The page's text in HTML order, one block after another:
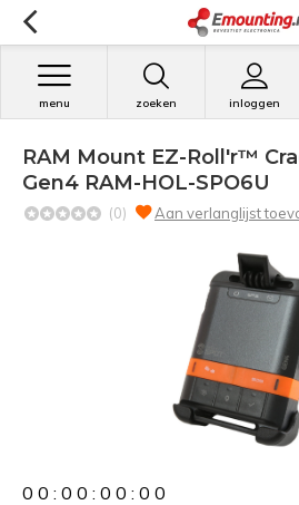
zoeken inloggen
menu
RAM Mount EZ-Roll'r™
Gen4 RAM-HOL-SPO6U
(0) Aan verlanglijst
0 0 : 0 0 : 0 0 : 0 0